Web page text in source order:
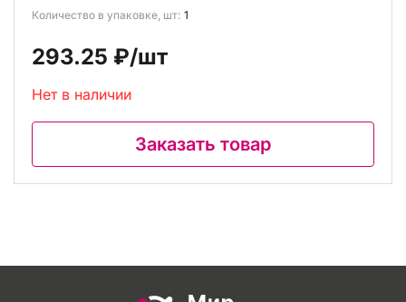
Количество в упаковке, шт: 1
293.25 ₽/шт
Нет в наличии
Заказать товар